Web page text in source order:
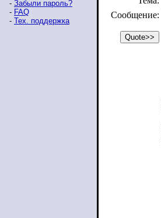
- Забыли пароль?
- FAQ
- Тех. поддержка
Сообщение: